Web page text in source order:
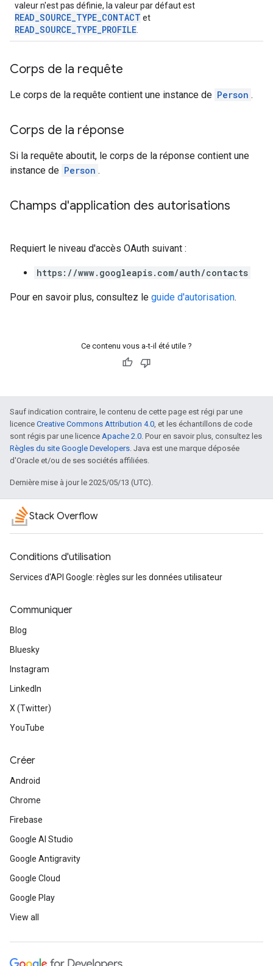
valeur n'est pas définie, la valeur par défaut est
READ_SOURCE_TYPE_CONTACT et
READ_SOURCE_TYPE_PROFILE
Corps de la requête
Le corps de la requête contient une instance de Person .
Corps de la réponse
Si la requête aboutit, le corps de la réponse contient une
instance de Person .
Champs d'application des autorisations
Requiert le niveau d'accès OAuth suivant :
https://www.googleapis.com/auth/contacts
Pour en savoir plus, consultez le guide d'autorisation.
Ce contenu vous a-t-il été utile ?
Sauf indication contraire, le contenu de cette page est régi par une
licence Creative Commons Attribution 4.0, et les échantillons de code
sont régis par une licence Apache 2.0. Pour en savoir plus, consultez les
Règles du site Google Developers. Java est une marque déposée
d'Oracle et/ou de ses sociétés affiliées.
Dernière mise à jour le 2025/05/13 (UTC).
Stack Overflow
Conditions d'utilisation
Services d'API Google: règles sur les données utilisateur
Communiquer
Blog
Bluesky
Instagram
LinkedIn
X (Twitter)
YouTube
Créer
Android
Chrome
Firebase
Google AI Studio
Google Antigravity
Google Cloud
Google Play
View all